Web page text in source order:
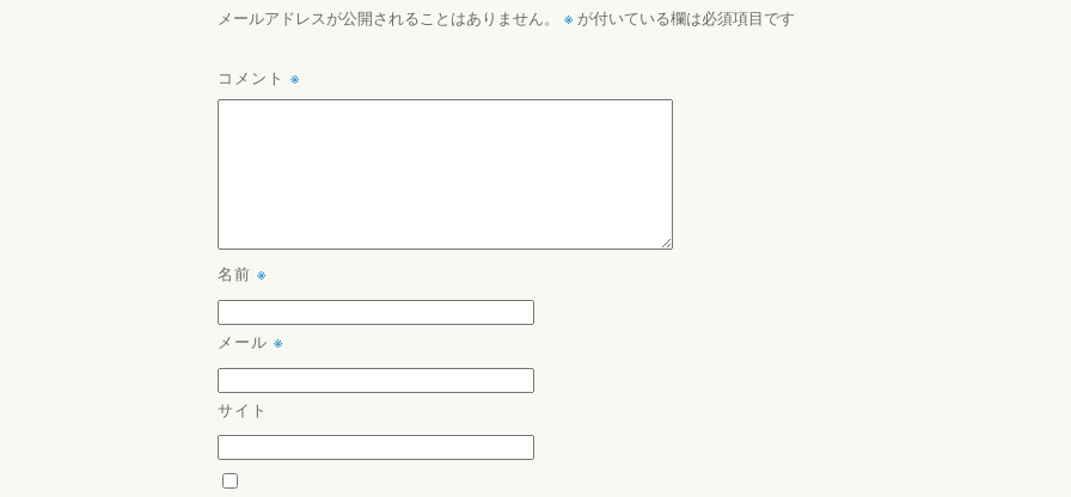
メールアドレスが公開されることはありません。 ※ が付いている欄は必須項目です
コメント ※
名前 ※
メール ※
サイト